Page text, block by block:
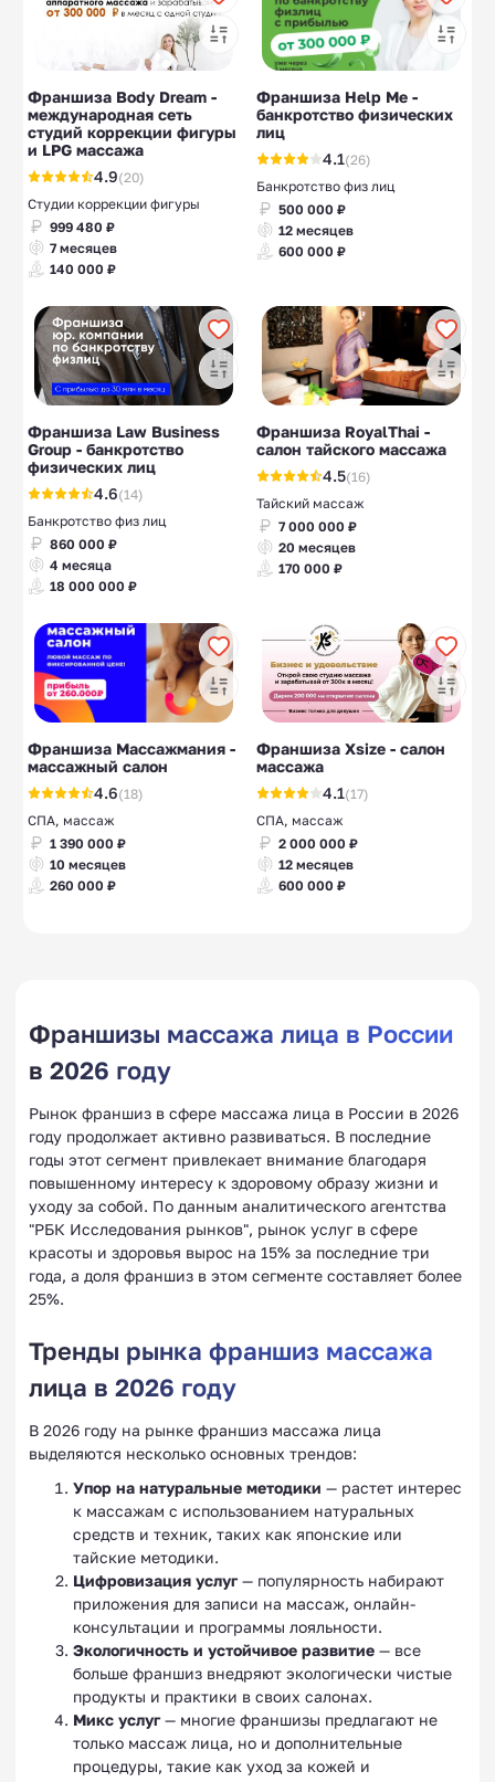
Франшиза Body Dream -
международная сеть
студий коррекции фигуры
и LPG массажа
4.9(20)
Студии коррекции фигуры
999 480 ₽
7 месяцев
140 000 ₽
Франшиза Help Me -
банкротство физических
лиц
4.1(26)
Банкротство физ лиц
500 000 ₽
12 месяцев
600 000 ₽
Франшиза Law Business
Group - банкротство
физических лиц
4.6(14)
Банкротство физ лиц
860 000 ₽
4 месяца
18 000 000 ₽
Франшиза RoyalThai -
салон тайского массажа
4.5(16)
Тайский массаж
7 000 000 ₽
20 месяцев
170 000 ₽
Франшиза Массажмания -
массажный салон
4.6(18)
СПА, массаж
1 390 000 ₽
10 месяцев
260 000 ₽
Франшиза Xsize - салон
массажа
4.1(17)
СПА, массаж
2 000 000 ₽
12 месяцев
600 000 ₽
Франшизы массажа лица в России
в 2026 году
Рынок франшиз в сфере массажа лица в России в 2026
году продолжает активно развиваться. В последние
годы этот сегмент привлекает внимание благодаря
повышенному интересу к здоровому образу жизни и
уходу за собой. По данным аналитического агентства
"РБК Исследования рынков", рынок услуг в сфере
красоты и здоровья вырос на 15% за последние три
года, а доля франшиз в этом сегменте составляет более
25%.
Тренды рынка франшиз массажа
лица в 2026 году
В 2026 году на рынке франшиз массажа лица
выделяются несколько основных трендов:
Упор на натуральные методики — растет интерес
к массажам с использованием натуральных
средств и техник, таких как японские или
тайские методики.
Цифровизация услуг— популярность набирают
приложения для записи на массаж, онлайн-
консультации и программы лояльности.
Экологичность и устойчивое развитие — все
больше франшиз внедряют экологически чистые
продукты и практики в своих салонах.
Микс услуг— многие франшизы предлагают не
только массаж лица, но и дополнительные
процедуры, такие как уход за кожей и